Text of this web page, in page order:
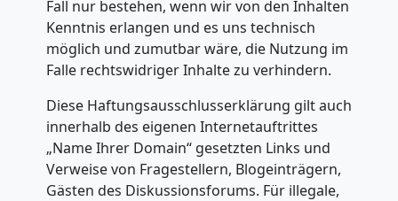
Fall nur bestehen, wenn wir von den Inhalten
Kenntnis erlangen und es uns technisch
möglich und zumutbar wäre, die Nutzung im
Falle rechtswidriger Inhalte zu verhindern.
Diese Haftungsausschlusserklärung gilt auch
innerhalb des eigenen Internetauftrittes
„Name Ihrer Domain“ gesetzten Links und
Verweise von Fragestellern, Blogeinträgern,
Gästen des Diskussionsforums. Für illegale,
LKW
Dornbirn
Kunsttransport
Dornbirn